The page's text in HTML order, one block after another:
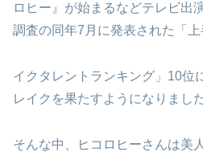
ロヒー』が始まるなどテレビ出
調査の同年7月に発表された「上
イクタレントランキング」10位
レイクを果たすようになりました
そんな中、ヒコロヒーさんは美